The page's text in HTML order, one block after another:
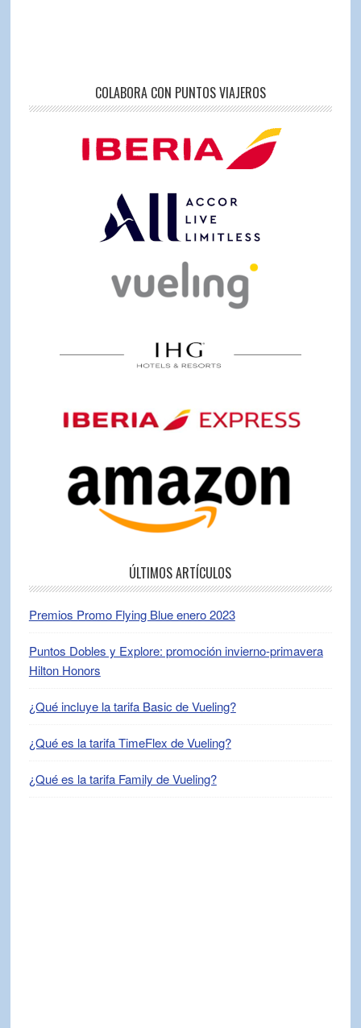
COLABORA CON PUNTOS VIAJEROS
ÚLTIMOS ARTÍCULOS
Premios Promo Flying Blue enero 2023
Puntos Dobles y Explore: promoción invierno-primavera
Hilton Honors
¿Qué incluye la tarifa Basic de Vueling?
¿Qué es la tarifa TimeFlex de Vueling?
¿Qué es la tarifa Family de Vueling?